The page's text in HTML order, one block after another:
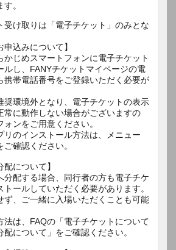
け取りは「電子チケット」のみとな
申込みについて】
かじめスマートフォンに電子チケット
ルし、FANYチケットマイページの電
携帯電話番号をご登録いただく必要が
奨環境外となり、電子チケットの表示
常に動作しない場合がございますの
ンをご用意ください。
のインストール方法は、メニュー
ご確認ください。
配について】
分配する場合、同行者の方も電子チケ
トールしていただく必要があります。
、ご一緒に入場いただくことも可能
は、FAQの「電子チケットについて
配について」をご確認ください。